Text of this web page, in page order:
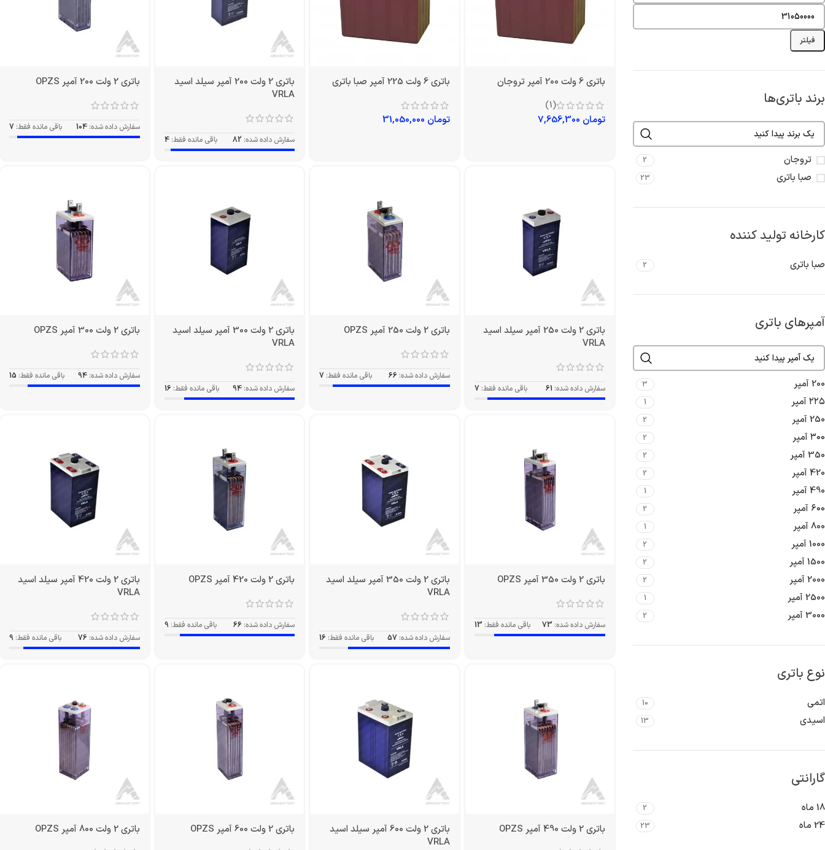
فیلتر
برند باتری‌ها
تروجان 2
صبا باتری 23
کارخانه تولید کننده
صبا باتری 2
آمپرهای باتری
200 آمپر 3
۲۲۵ آمپر 1
250 آمپر 2
۳۰۰ آمپر 2
350 آمپر 2
420 آمپر 2
490 آمپر 1
۶۰۰ آمپر 2
800 آمپر 1
1000 آمپر 2
1500 آمپر 2
2000 آمپر 2
2500 آمپر 1
3000 آمپر 2
نوع باتری
اتمی 10
اسیدی 13
گارانتی
18 ماه 2
24 ماه 23
باتری 6 ولت 200 آمپر تروجان
(1)
تومان
باتری 6 ولت 225 آمپر صبا باتری
تومان
باتری 2 ولت 200 آمپر سیلد اسید
VRLA
سفارش داده شده: 82 باقی مانده فقط: 4
باتری 2 ولت 200 آمپر OPZS
سفارش داده شده: 104 باقی مانده فقط: 7
باتری 2 ولت 250 آمپر سیلد اسید
VRLA
سفارش داده شده: 61 باقی مانده فقط: 7
باتری 2 ولت 250 آمپر OPZS
سفارش داده شده: 66 باقی مانده فقط: 7
باتری 2 ولت 300 آمپر سیلد اسید
VRLA
سفارش داده شده: 94 باقی مانده فقط: 16
باتری 2 ولت 300 آمپر OPZS
سفارش داده شده: 94 باقی مانده فقط: 15
باتری 2 ولت 350 آمپر OPZS
سفارش داده شده: 73 باقی مانده فقط: 13
باتری 2 ولت 350 آمپر سیلد اسید
VRLA
سفارش داده شده: 57 باقی مانده فقط: 16
باتری 2 ولت 420 آمپر OPZS
سفارش داده شده: 66 باقی مانده فقط: 9
باتری 2 ولت 420 آمپر سیلد اسید
VRLA
سفارش داده شده: 76 باقی مانده فقط: 9
باتری 2 ولت 490 آمپر OPZS
باتری 2 ولت 600 آمپر سیلد اسید
VRLA
باتری 2 ولت 600 آمپر OPZS باتری 2 ولت 800 آمپر OPZS